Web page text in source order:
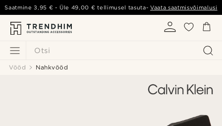
Otsi
Saatmine3,95 € - Üle 49,00 € tellimusel tasuta-Vaata saatmisvõimalusi
Vööd Nahkvööd